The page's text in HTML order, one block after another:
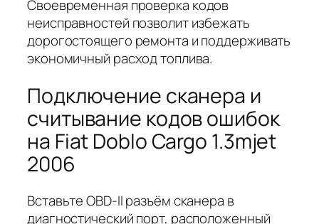
Своевременная проверка кодов
неисправностей позволит избежать
дорогостоящего ремонта и поддерживать
экономичный расход топлива.
Подключение сканера и
считывание кодов ошибок
на Fiat Doblo Cargo 1.3mjet
2006
Вставьте OBD-II разъём сканера в
диагностический порт, расположенный